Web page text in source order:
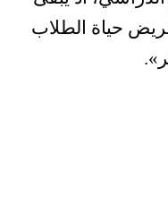
حياة الطلاب